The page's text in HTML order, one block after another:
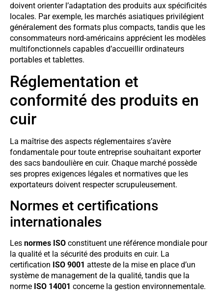
doivent orienter l’adaptation des produits aux spécificités
locales. Par exemple, les marchés asiatiques privilégient
généralement des formats plus compacts, tandis que les
consommateurs nord-américains apprécient les modèles
multifonctionnels capables d’accueillir ordinateurs
portables et tablettes.
Réglementation et
conformité des produits en
cuir
La maîtrise des aspects réglementaires s’avère
fondamentale pour toute entreprise souhaitant exporter
des sacs bandoulière en cuir. Chaque marché possède
ses propres exigences légales et normatives que les
exportateurs doivent respecter scrupuleusement.
Normes et certifications
internationales
Les normes ISO constituent une référence mondiale pour
la qualité et la sécurité des produits en cuir. La
certification ISO 9001 atteste de la mise en place d’un
système de management de la qualité, tandis que la
norme ISO 14001 concerne la gestion environnementale.